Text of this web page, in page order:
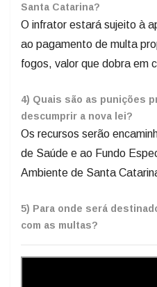
Santa Catarina?
O infrator estará sujeito à
ao pagamento de multa
fogos, valor que dobra em
4) Quais são as punições
descumprir a nova lei?
Os recursos serão
de Saúde e ao Fundo
Ambiente de Santa
5) Para onde será
com as multas?